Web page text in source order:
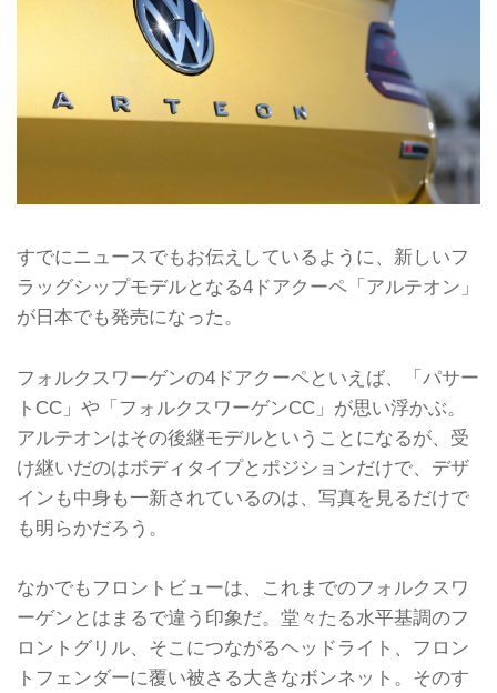
すでにニュースでもお伝えしているように、新しいフ
ラッグシップモデルとなる4ドアクーペ「アルテオン」
が日本でも発売になった。
フォルクスワーゲンの4ドアクーペといえば、「パサー
トCC」や「フォルクスワーゲンCC」が思い浮かぶ。
アルテオンはその後継モデルということになるが、受
け継いだのはボディタイプとポジションだけで、デザ
インも中身も一新されているのは、写真を見るだけで
も明らかだろう。
なかでもフロントビューは、これまでのフォルクスワ
ーゲンとはまるで違う印象だ。堂々たる水平基調のフ
ロントグリル、そこにつながるヘッドライト、フロン
トフェンダーに覆い被さる大きなボンネット。そのす